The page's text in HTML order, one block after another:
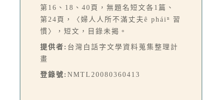
第16、18、40頁，無題名短文各1篇、
第24頁，〈婦人人所不滿丈夫ê pháiⁿ 習
慣〉，短文，目錄未揭。
提供者: 台灣白話字文學資料蒐集整理計
畫
登錄號: NMTL20080360413